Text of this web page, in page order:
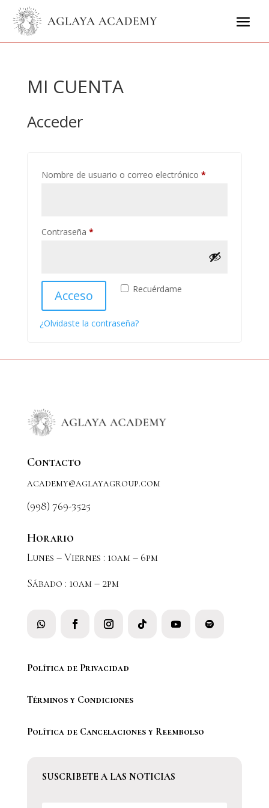
MI CUENTA
Acceder
Nombre de usuario o correo electrónico *Obligatorio
Contraseña *Obligatorio
Recuérdame
Acceso
¿Olvidaste la contraseña?
Contacto
academy@aglayagroup.com
(998) 769-3525
Horario
Lunes – Viernes : 10am – 6pm
Sábado : 10am – 2pm
Política de Privacidad
Términos y Condiciones
Política de Cancelaciones y Reembolso
SUSCRIBETE A LAS NOTICIAS